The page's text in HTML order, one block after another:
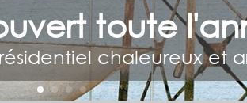
toute
chaleureux et